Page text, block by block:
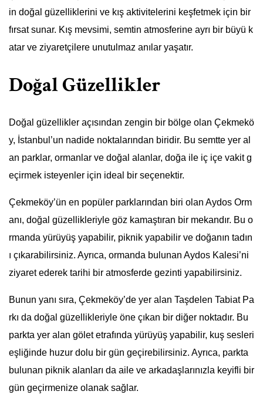
in doğal güzelliklerini ve kış aktivitelerini keşfetmek için bir
fırsat sunar. Kış mevsimi, semtin atmosferine ayrı bir büyü k
atar ve ziyaretçilere unutulmaz anılar yaşatır.
Doğal Güzellikler
Doğal güzellikler açısından zengin bir bölge olan Çekmekö
y, İstanbul’un nadide noktalarından biridir. Bu semtte yer al
an parklar, ormanlar ve doğal alanlar, doğa ile iç içe vakit g
eçirmek isteyenler için ideal bir seçenektir.
Çekmeköy’ün en popüler parklarından biri olan Aydos Orm
anı, doğal güzellikleriyle göz kamaştıran bir mekandır. Bu o
rmanda yürüyüş yapabilir, piknik yapabilir ve doğanın tadın
ı çıkarabilirsiniz. Ayrıca, ormanda bulunan Aydos Kalesi’ni
ziyaret ederek tarihi bir atmosferde gezinti yapabilirsiniz.
Bunun yanı sıra, Çekmeköy’de yer alan Taşdelen Tabiat Pa
rkı da doğal güzellikleriyle öne çıkan bir diğer noktadır. Bu
parkta yer alan gölet etrafında yürüyüş yapabilir, kuş sesleri
eşliğinde huzur dolu bir gün geçirebilirsiniz. Ayrıca, parkta
bulunan piknik alanları da aile ve arkadaşlarınızla keyifli bir
gün geçirmenize olanak sağlar.